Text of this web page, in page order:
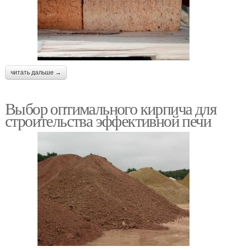
читать дальше →
Выбор оптимального кирпича для
строительства эффективной печи